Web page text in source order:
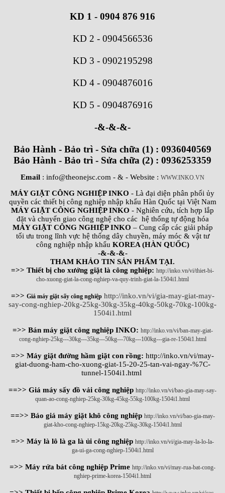
KD 1 - 0904 876 916
KD 2 - 0904566536
KD 3 - 0902195298
KD 4 - 0904876016
KD 5 - 0904876916
-&-&-&-
Bảo Hành - Bảo trì - Sửa chữa (1) : 0936040569
Bảo Hành - Bảo trì - Sửa chữa (2) : 0936253359
Email : info@theonejsc.com - & - Website : WWW.INKO.VN
MÁY GIẶT CÔNG NGHIỆP INKO - Là đại diện phân phối ủy
quyền các thiết bị công nghiệp nhập khẩu Hàn Quốc tại Việt Nam
MÁY GIẶT CÔNG NGHIỆP INKO - Nghiên cứu, tích hợp lắp
đặt và chuyển giao công nghệ cho các hệ thống tự động hóa
MÁY GIẶT CÔNG NGHIỆP INKO – Cung cấp các giải pháp
tối ưu trong lĩnh vực hệ thống dây chuyền, máy móc & vật tư
công nghiệp nhập khẩu KOREA (HÀN QUỐC)
-&-&-&-
THAM KHẢO TIN SẢN PHẨM TẠI.
=>> Thiết bị cho xưởng giặt là công nghiệp: http://inko.vn/vi/thiet-bi-
cho-xuong-giat-la-cong-nghiep-va-quy-trinh-giat-la-1504i1.html
=>> Giá máy giặt sấy công nghiệp http://inko.vn/vi/gia-may-giat-may-
say-cong-nghiep-20kg-25kg-30kg-35kg-40kg-50kg-70kg-100kg-
1504i1.html
=>> Bán máy giặt công nghiệp INKO: http://inko.vn/vi/ban-may-giat-
cong-nghiep-25kg---30kg---35kg---50kg---70kg---100kg---gia-re-1504i1.html
=>> Máy giặt đường hầm giặt con rồng: http://inko.vn/vi/may-
giat-duong-ham-cho-xuong-giat-15-20-25-tan-vai-ngay-%7C-
tunnel-1504i1.html
==>> Giá máy sấy đồ vải công nghiệp http://inko.vn/vi/bao-gia-may-say-
quan-ao-cong-nghiep-25kg-30kg-45kg-55kg-100kg-1504i1.html
==>> Báo giá máy giặt khô công nghiệp http://inko.vn/vi/bao-gia-may-
giat-kho-cong-nghiep-15kg-20kg-25kg-30kg-1504i1.html
=>> Máy là lô là ga là ủi công nghiệp http://inko.vn/vi/gia-may-la-lo-la-
ga-ui-ga-cong-nghiep-1504i1.html
=>> Máy rửa bát công nghiệp Prime http://inko.vn/vi/may-rua-bat-cong-
nghiep-prime-korea-1504i1.html